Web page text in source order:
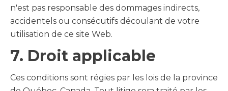
n'est pas responsable des dommages indirects,
accidentels ou consécutifs découlant de votre
utilisation de ce site Web.
7. Droit applicable
Ces conditions sont régies par les lois de la province